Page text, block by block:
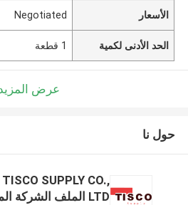
الأسعار Negotiated
الحد الأدنى لكمية 1 قطعة
عرض
حول نا
SUPPLY CO.,
LTD الملف الشركة المصنعة